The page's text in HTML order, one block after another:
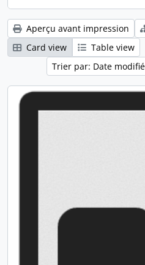
Aperçu avant impression
Card view
Table view
Trier par: Date